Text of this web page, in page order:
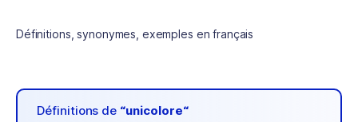
Définitions, synonymes, exemples en français
Définitions de “unicolore“